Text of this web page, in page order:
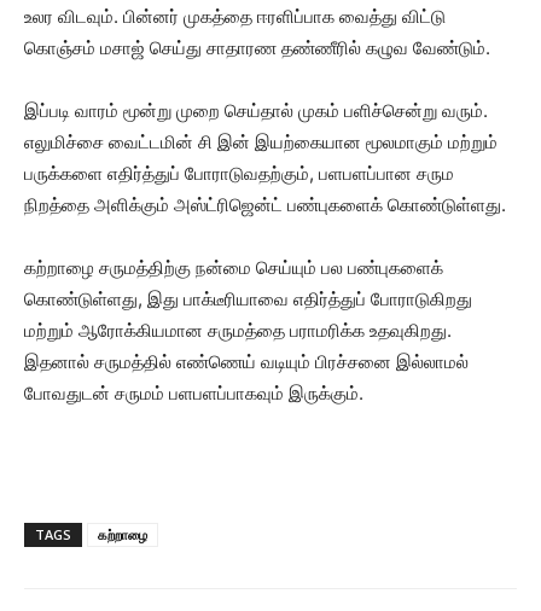
உலர விடவும். பின்னர் முகத்தை ஈரளிப்பாக வைத்து விட்டு
கொஞ்சம் மசாஜ் செய்து சாதாரண தண்ணீரில் கழுவ வேண்டும்.
இப்படி வாரம் மூன்று முறை செய்தால் முகம் பளிச்சென்று வரும்.
எலுமிச்சை வைட்டமின் சி இன் இயற்கையான மூலமாகும் மற்றும்
பருக்களை எதிர்த்துப் போராடுவதற்கும், பளபளப்பான சரும
நிறத்தை அளிக்கும் அஸ்ட்ரிஜென்ட் பண்புகளைக் கொண்டுள்ளது.
கற்றாழை சருமத்திற்கு நன்மை செய்யும் பல பண்புகளைக்
கொண்டுள்ளது, இது பாக்டீரியாவை எதிர்த்துப் போராடுகிறது
மற்றும் ஆரோக்கியமான சருமத்தை பராமரிக்க உதவுகிறது.
இதனால் சருமத்தில் எண்ணெய் வடியும் பிரச்சனை இல்லாமல்
போவதுடன் சருமம் பளபளப்பாகவும் இருக்கும்.
TAGS கற்றாழை